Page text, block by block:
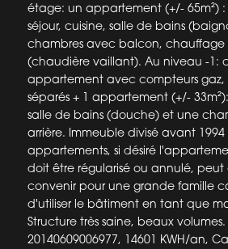
étage: un appartement (+/- 65m²)
séjour, cuisine, salle de bains
chambres avec balcon, chauffage
(chaudière vaillant). Au niveau -1:
appartement avec compteurs
séparés + 1 appartement (+/-
salle de bains (douche) et une
arrière. Immeuble divisé avant 1994
appartements, si désiré
doit être régularisé ou annulé,
convenir pour une grande famille
d'utiliser le bâtiment en tant que
Structure très saine, beaux volumes.
20140609006977, 14601 KWH/an,